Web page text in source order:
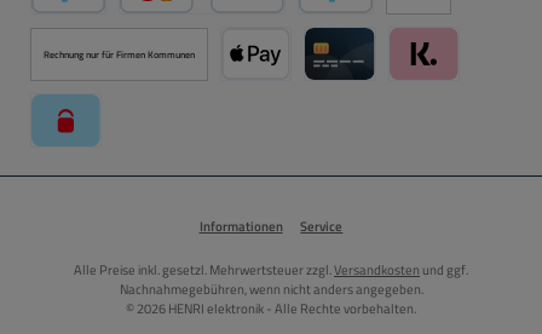
PayPal Kredit- oder Debitkarte über PayPal
Später Bezahlen über PayPal
Rechnung nur für Firmen Kommunen
Informationen Service
Alle Preise inkl. gesetzl. Mehrwertsteuer zzgl.Versandkosten und ggf.
Nachnahmegebühren, wenn nicht anders angegeben.
© 2026 HENRI elektronik - Alle Rechte vorbehalten.